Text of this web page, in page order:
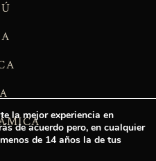
la mejor experiencia en
de acuerdo pero, en cualquier
de 14 años la de tus